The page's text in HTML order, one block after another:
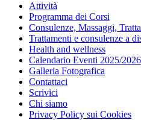
Attività
Programma dei Corsi
Consulenze, Massaggi,
Trattamenti e consulenze a
Health and wellness
Calendario Eventi 2025/2026
Galleria Fotografica
Contattaci
Scrivici
Chi siamo
Privacy Policy sui Cookies